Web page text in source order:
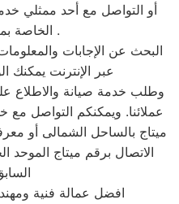
أو التواصل مع أحد ممثلي
الخاصة بمنتجات ميتاج .
البحث عن الإجابات
عبر الإنترنت يمكنك
وطلب خدمة صيانة والاطلاع
عملائنا. ويمكنكم التواصل
ميتاج بالساحل الشمالى أو
الاتصال برقم ميتاج
افضل عمالة فنية